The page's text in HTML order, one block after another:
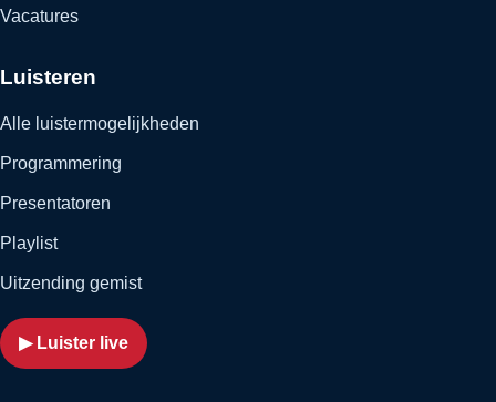
Vacatures
Luisteren
Alle luistermogelijkheden
Programmering
Presentatoren
Playlist
Uitzending gemist
▶ Luister live